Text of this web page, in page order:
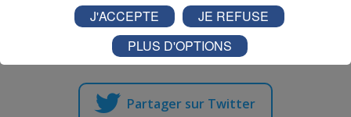
Partager sur Facebook
Partager sur Twitter
J'ACCEPTE
JE REFUSE
PLUS D'OPTIONS